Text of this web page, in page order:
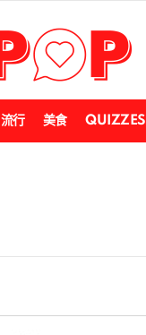
流行 美食 QUIZZES